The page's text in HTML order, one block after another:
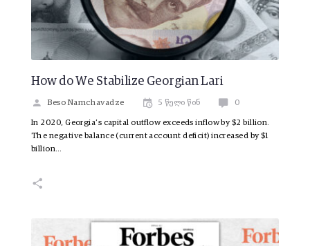
How do We Stabilize Georgian Lari
Beso Namchavadze 5 წელი წინ 0
In 2020, Georgia’s capital outflow exceeds inflow by $2 billion.
The negative balance (current account deficit) increased by $1
billion…